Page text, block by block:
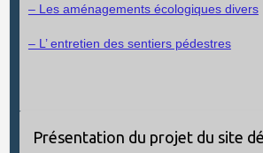
– Les aménagements écologiques divers
– L’ entretien des sentiers pédestres
Présentation du projet du site